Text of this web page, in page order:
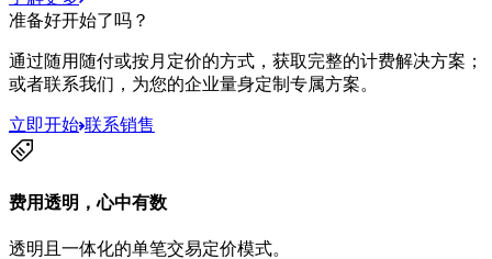
准备好开始了吗？
通过随用随付或按月定价的方式，获取完整的计费解决方案；
或者联系我们，为您的企业量身定制专属方案。
立即开始 联系销售
费用透明，心中有数
透明且一体化的单笔交易定价模式。